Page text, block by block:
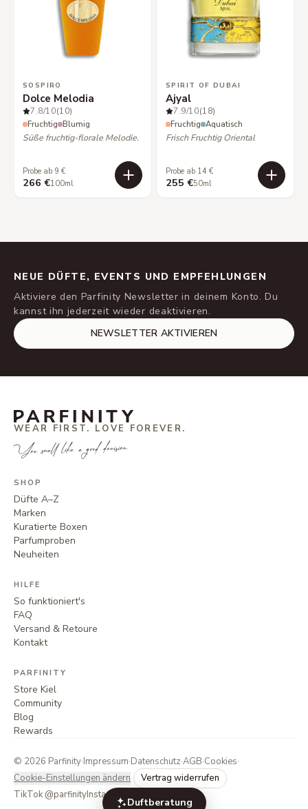
Duftberatung
SOSPIRO
Dolce Melodia
7.8/10(10)
Fruchtig Blumig
Süße fruchtig-florale Melodie.
Probe ab 9 €
266 €100ml
SPIRIT OF DUBAI
Ajyal
7.9/10(18)
Fruchtig Aquatisch
Frisch Fruchtig Oriental
Probe ab 14 €
255 €50ml
NEUE DÜFTE, EVENTS UND EMPFEHLUNGEN
Aktiviere den Parfinity Newsletter in deinem Konto. Du
kannst ihn jederzeit wieder deaktivieren.
NEWSLETTER AKTIVIEREN
WEAR FIRST. LOVE FOREVER.
You smell like a good decision.
SHOP
Düfte A–Z
Marken
Kuratierte Boxen
Parfumproben
Neuheiten
HILFE
So funktioniert's
FAQ
Versand & Retoure
Kontakt
PARFINITY
Store Kiel
Community
Blog
Rewards
© 2026 Parfinity·Impressum·Datenschutz·AGB·Cookies·
Cookie-Einstellungen ändern
Vertrag widerrufen
TikTok @parfinityInstagram @parfinity.de